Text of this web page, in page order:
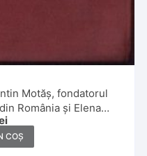
Motăș, fondatorul
România și Elena
Breaza, Poiana
Sibiu, Moreni
COȘ